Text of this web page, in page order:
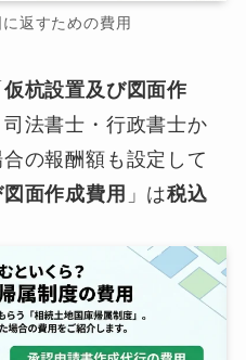
返すための費用
仮杭設置及び図面作
法書士・行政書士か
の報酬額も設定して
面作成費用 」は税込